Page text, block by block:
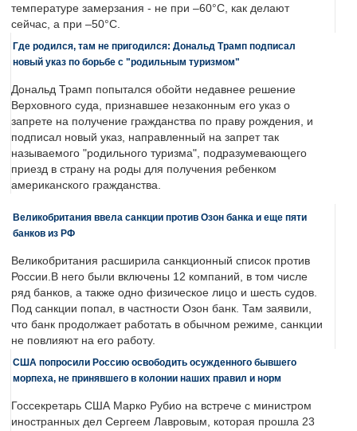
температуре замерзания - не при –60°C, как делают
сейчас, а при –50°C.
Где родился, там не пригодился: Дональд Трамп подписал
новый указ по борьбе с "родильным туризмом"
Дональд Трамп попытался обойти недавнее решение
Верховного суда, признавшее незаконным его указ о
запрете на получение гражданства по праву рождения, и
подписал новый указ, направленный на запрет так
называемого "родильного туризма", подразумевающего
приезд в страну на роды для получения ребенком
американского гражданства.
Великобритания ввела санкции против Озон банка и еще пяти
банков из РФ
Великобритания расширила санкционный список против
России.В него были включены 12 компаний, в том числе
ряд банков, а также одно физическое лицо и шесть судов.
Под санкции попал, в частности Озон банк. Там заявили,
что банк продолжает работать в обычном режиме, санкции
не повлияют на его работу.
США попросили Россию освободить осужденного бывшего
морпеха, не принявшего в колонии наших правил и норм
Госсекретарь США Марко Рубио на встрече с министром
иностранных дел Сергеем Лавровым, которая прошла 23